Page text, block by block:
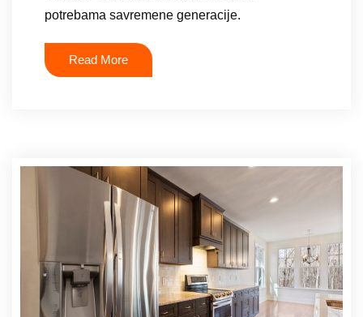
potrebama savremene generacije.
Read More